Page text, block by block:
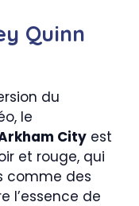
Quinn
du
le
City est
et rouge, qui
comme des
l’essence de